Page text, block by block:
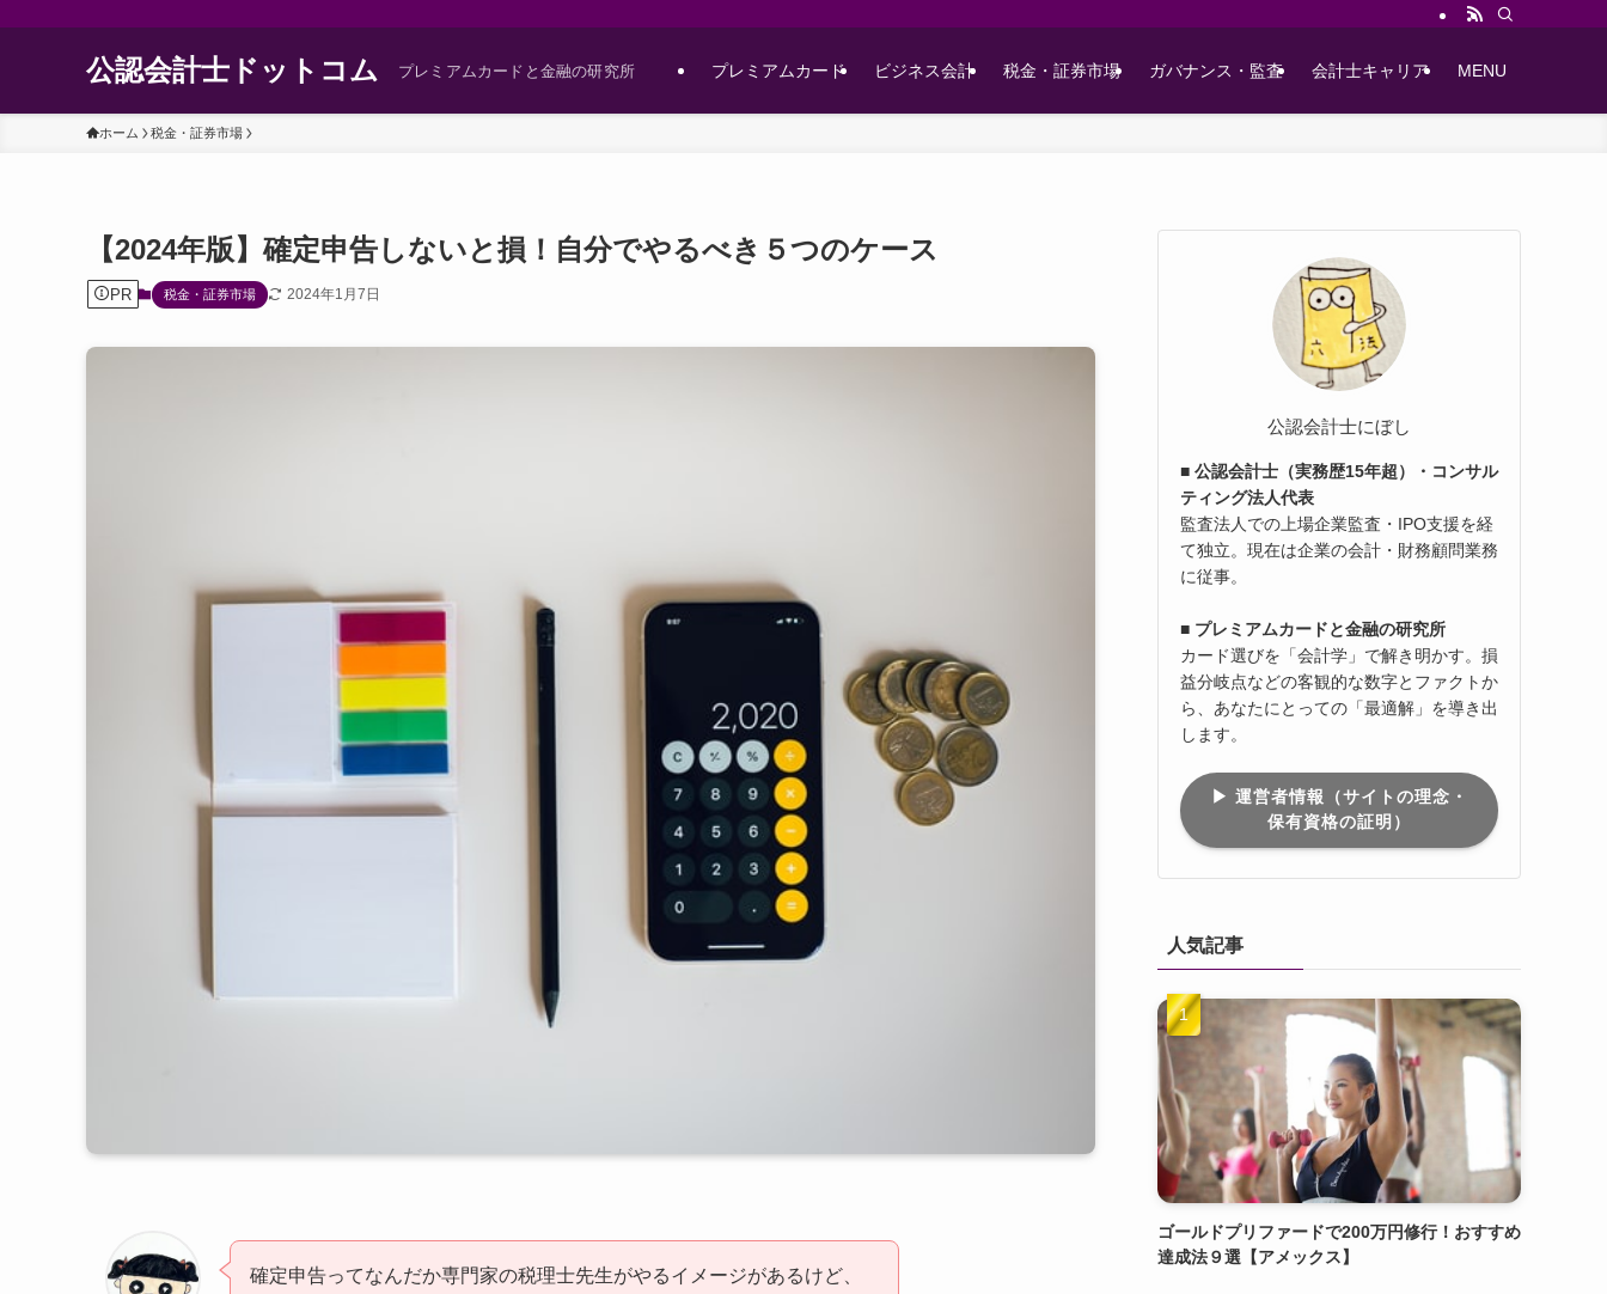
公認会計士ドットコム プレミアムカードと金融の研究所 プレミアムカード ビジネス会計 税金・証券市場 ガバナンス・監査 会計士キャリア MENU
ホーム 税金・証券市場
【2024年版】確定申告しないと損！自分でやるべき５つのケース
PR 税金・証券市場 2024年1月7日
確定申告ってなんだか専門家の税理士先生がやるイメージがあるけど、
公認会計士にぼし
■ 公認会計士（実務歴15年超）・コンサル
ティング法人代表
監査法人での上場企業監査・IPO支援を経
て独立。現在は企業の会計・財務顧問業務
に従事。
■ プレミアムカードと金融の研究所
カード選びを「会計学」で解き明かす。損
益分岐点などの客観的な数字とファクトか
ら、あなたにとっての「最適解」を導き出
します。
▶︎ 運営者情報（サイトの理念・
保有資格の証明）
人気記事
ゴールドプリファードで200万円修行！おすすめ
達成法９選【アメックス】